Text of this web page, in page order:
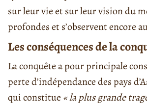
sur leur vie et sur leur vision du
profondes et s’observent encore
Les conséquences de la
La conquête a pour principale
perte d’indépendance des pays
qui constitue « la plus grande